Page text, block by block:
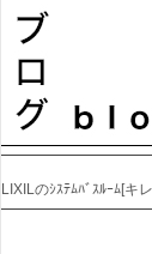
LIXILのｼｽﾃﾑﾊﾞｽﾙｰﾑ[キ